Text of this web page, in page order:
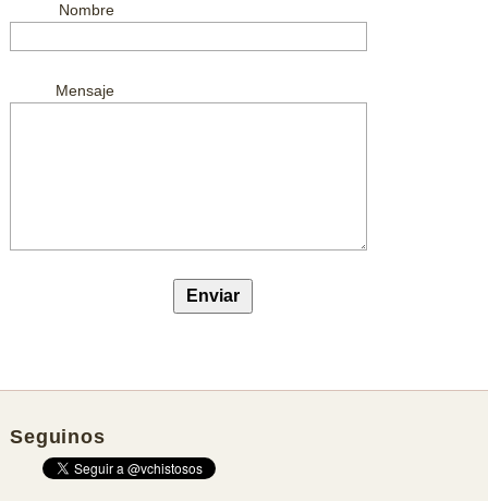
Nombre
Mensaje
Seguinos